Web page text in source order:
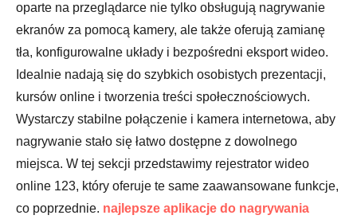
oparte na przeglądarce nie tylko obsługują nagrywanie
ekranów za pomocą kamery, ale także oferują zamianę
tła, konfigurowalne układy i bezpośredni eksport wideo.
Idealnie nadają się do szybkich osobistych prezentacji,
kursów online i tworzenia treści społecznościowych.
Wystarczy stabilne połączenie i kamera internetowa, aby
nagrywanie stało się łatwo dostępne z dowolnego
miejsca. W tej sekcji przedstawimy rejestrator wideo
online 123, który oferuje te same zaawansowane funkcje,
co poprzednie. najlepsze aplikacje do nagrywania